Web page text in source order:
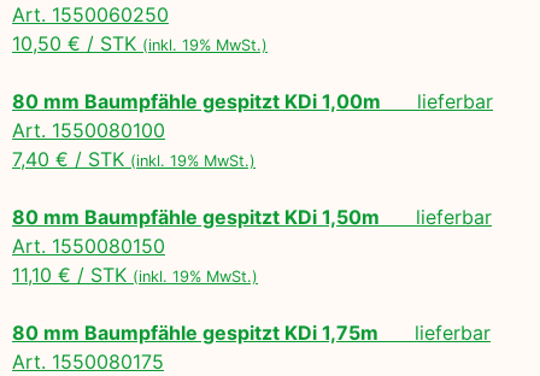
Art. 1550060250
10,50 € / STK (inkl. 19% MwSt.)
80 mm Baumpfähle gespitzt KDi 1,00m lieferbar
Art. 1550080100
7,40 € / STK (inkl. 19% MwSt.)
80 mm Baumpfähle gespitzt KDi 1,50m lieferbar
Art. 1550080150
11,10 € / STK (inkl. 19% MwSt.)
80 mm Baumpfähle gespitzt KDi 1,75m lieferbar
Art. 1550080175